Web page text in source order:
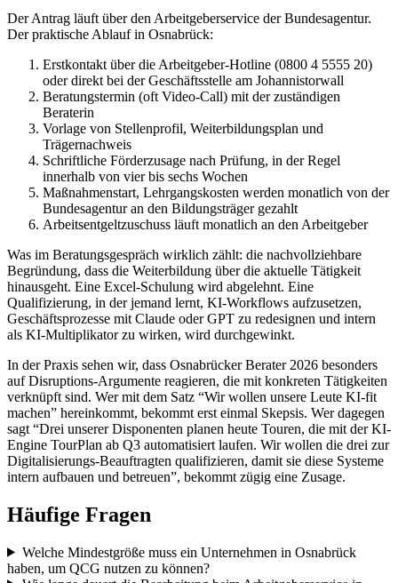
Der Antrag läuft über den Arbeitgeberservice der Bundesagentur.
Der praktische Ablauf in Osnabrück:
Erstkontakt über die Arbeitgeber-Hotline (0800 4 5555 20)
oder direkt bei der Geschäftsstelle am Johannistorwall
Beratungstermin (oft Video-Call) mit der zuständigen
Beraterin
Vorlage von Stellenprofil, Weiterbildungsplan und
Trägernachweis
Schriftliche Förderzusage nach Prüfung, in der Regel
innerhalb von vier bis sechs Wochen
Maßnahmenstart, Lehrgangskosten werden monatlich von der
Bundesagentur an den Bildungsträger gezahlt
Arbeitsentgeltzuschuss läuft monatlich an den Arbeitgeber
Was im Beratungsgespräch wirklich zählt: die nachvollziehbare
Begründung, dass die Weiterbildung über die aktuelle Tätigkeit
hinausgeht. Eine Excel-Schulung wird abgelehnt. Eine
Qualifizierung, in der jemand lernt, KI-Workflows aufzusetzen,
Geschäftsprozesse mit Claude oder GPT zu redesignen und intern
als KI-Multiplikator zu wirken, wird durchgewinkt.
In der Praxis sehen wir, dass Osnabrücker Berater 2026 besonders
auf Disruptions-Argumente reagieren, die mit konkreten Tätigkeiten
verknüpft sind. Wer mit dem Satz “Wir wollen unsere Leute KI-fit
machen” hereinkommt, bekommt erst einmal Skepsis. Wer dagegen
sagt “Drei unserer Disponenten planen heute Touren, die mit der KI-
Engine TourPlan ab Q3 automatisiert laufen. Wir wollen die drei zur
Digitalisierungs-Beauftragten qualifizieren, damit sie diese Systeme
intern aufbauen und betreuen”, bekommt zügig eine Zusage.
Häufige Fragen
Welche Mindestgröße muss ein Unternehmen in Osnabrück
haben, um QCG nutzen zu können?